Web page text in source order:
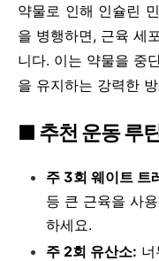
약물로 인해 인슐린
을 병행하면, 근육 세
니다. 이는 약물을 중
을 유지하는 강력한
■ 추천 운동 루
주 3회 웨이트 트
등 큰 근육을 사
하세요.
주 2회 유산소: